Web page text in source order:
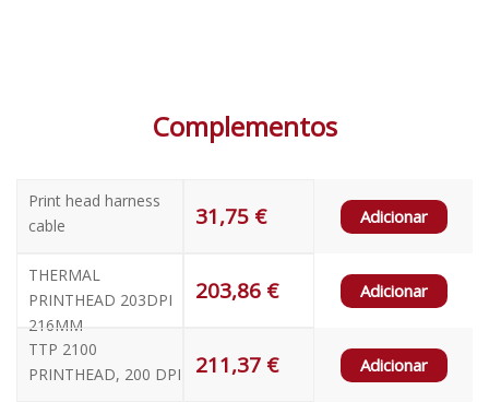
Complementos
Print head harness
cable
31,75 € Adicionar
THERMAL
PRINTHEAD 203DPI
216MM
203,86 € Adicionar
TTP 2100
PRINTHEAD, 200 DPI
211,37 € Adicionar